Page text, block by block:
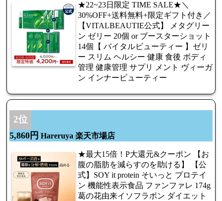
★22~23日限定 TIME SALE★＼
30%OFF+送料無料+限定ギフト付き／
【VITALBEAUTIE公式】 メタグリー
ン ゼリー 20個 or ブースターショット
14個【 バイタルビューティー 】ゼリ
ー スリム ヘルシー 健康 食後 ボディ
管理 健康管理 サプリ メント ヴィーガ
ン インナービューティー
2位
5,860円 Hareruya 楽天市場店
★最大15倍！P大還元&クーポン 【お
腹の脂肪を減らすのを助ける】 【公
式】SOY it protein そいっと プロテイ
ン 機能性表示食品 ファンファレ 174g
葛の花由来イソフラボン ダイエット